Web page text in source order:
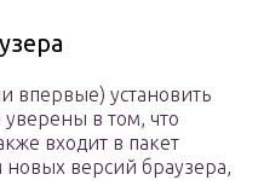
впервые) установить
уверены в том, что
входит в пакет
новых версий браузера,